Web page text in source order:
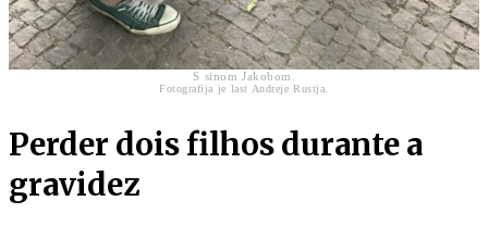
S sinom Jakobom.
Fotografija je last Andreje Rustja.
Perder dois filhos durante a
gravidez